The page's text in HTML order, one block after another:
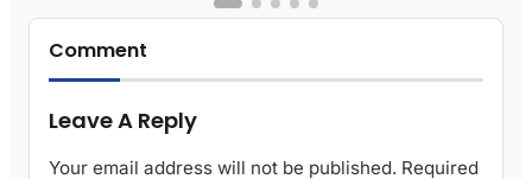
Comment
Leave A Reply
Your email address will not be published. Required